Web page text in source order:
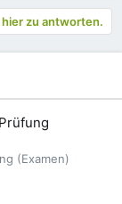
zu antworten.
(Examen)